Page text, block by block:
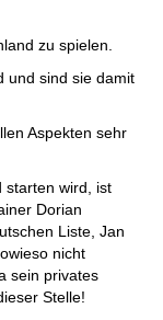
zu spielen.
und sind sie damit
Aspekten sehr
starten wird, ist
Dorian
Liste, Jan
nicht
sein privates
Stelle!